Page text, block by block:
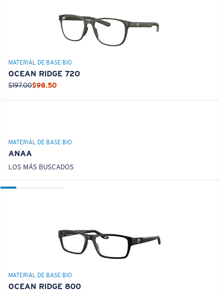
MATERIAL DE BASE BIO
OCEAN RIDGE 720
$197.00$98.50
MATERIAL DE BASE BIO
ANAA
LOS MÁS BUSCADOS
MATERIAL DE BASE BIO
OCEAN RIDGE 800